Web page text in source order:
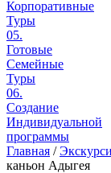
Корпоративные
Туры
05.
Готовые
Семейные
Туры
06.
Создание
Индивидуальной
программы
Главная /
каньон Адыгея